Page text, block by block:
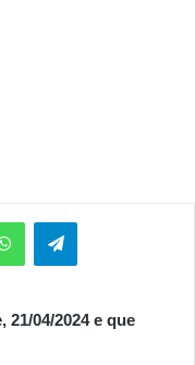
WhatsAppTelegram
21/04/2024 e que